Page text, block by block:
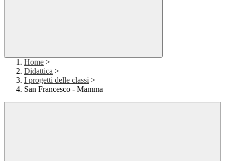
Home >
Didattica >
I progetti delle classi >
San Francesco - Mamma